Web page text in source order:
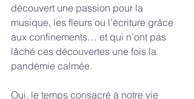
découvert une passion pour la
musique, les fleurs ou l’écriture grâce
aux confinements… et qui n’ont pas
lâché ces découvertes une fois la
pandémie calmée.
Oui, le temps consacré à notre vie